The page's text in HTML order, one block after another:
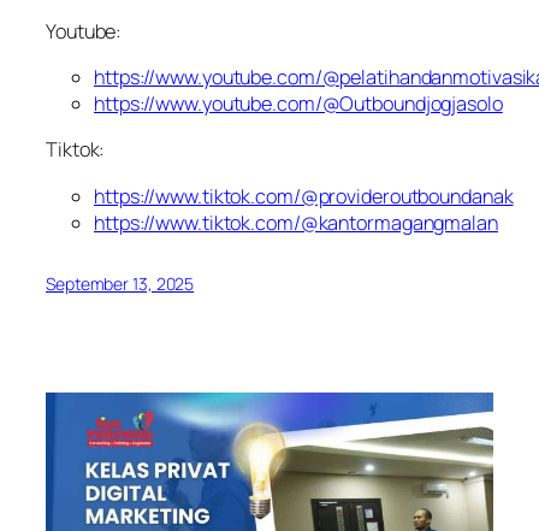
Youtube:
https://www.youtube.com/
https://www.youtube.com/@Outboundjogjasolo
Tiktok:
https://www.tiktok.com/@provideroutboundanak
https://www.tiktok.com/@kantormagangmalan
September 13, 2025